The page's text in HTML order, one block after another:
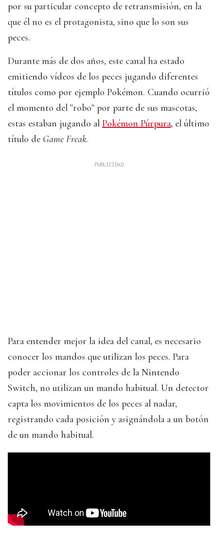
por su particular concepto de retransmisión, en la
que él no es el protagonista, sino que lo son sus
peces.
Durante más de dos años, este canal ha estado
emitiendo vídeos de los peces jugando diferentes
títulos como por ejemplo Pokémon. Cuando ocurrió
el momento del "robo" por parte de sus mascotas,
estas estaban jugando al Pokémon Púrpura, el último
título de Game Freak.
Para entender mejor la idea del canal, es necesario
conocer los mandos que utilizan los peces. Para
poder accionar los controles de la Nintendo
Switch, no utilizan un mando habitual. Un detector
capta los movimientos de los peces al nadar,
registrando cada posición y asignándola a un botón
de un mando habitual.